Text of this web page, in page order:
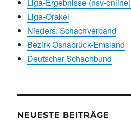
Liga-Orakel
Nieders. Schachverband
Bezirk Osnabrück-Emsland
Deutscher Schachbund
NEUESTE BEITRÄGE